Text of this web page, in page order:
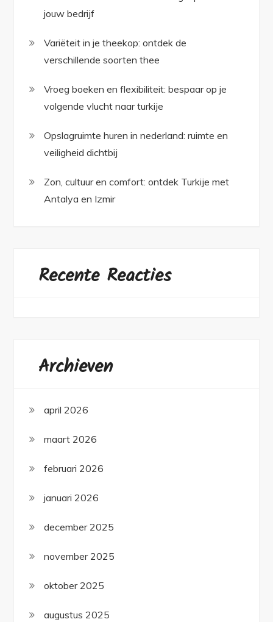
jouw bedrijf
Variëteit in je theekop: ontdek de
verschillende soorten thee
Vroeg boeken en flexibiliteit: bespaar op je
volgende vlucht naar turkije
Opslagruimte huren in nederland: ruimte en
veiligheid dichtbij
Zon, cultuur en comfort: ontdek Turkije met
Antalya en Izmir
Recente Reacties
Archieven
april 2026
maart 2026
februari 2026
januari 2026
december 2025
november 2025
oktober 2025
augustus 2025